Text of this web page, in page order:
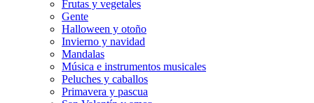
Frutas y vegetales
Gente
Halloween y otoño
Invierno y navidad
Mandalas
Música e instrumentos musicales
Peluches y caballos
Primavera y pascua